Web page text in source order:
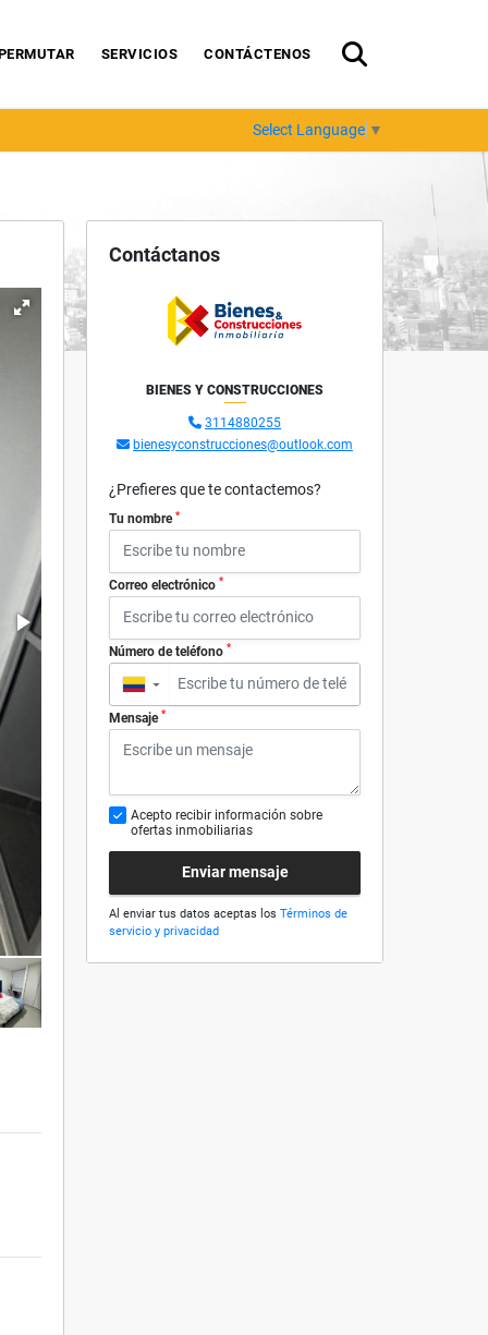
SERVICIOS CONTÁCTENOS
Select Language ▼
Contáctanos
BIENES Y CONSTRUCCIONES
3114880255
bienesyconstrucciones@outlook.com
¿Prefieres que te contactemos?
Tu nombre *
Correo electrónico *
Número de teléfono *
▼
Mensaje *
Acepto recibir información sobre
ofertas inmobiliarias
Enviar mensaje
Al enviar tus datos aceptas los Términos de
servicio y privacidad